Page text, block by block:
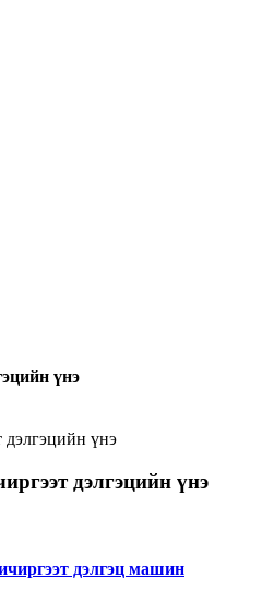
үнэ
дэлгэцийн үнэ
дэлгэцийн үнэ
дэлгэц машин